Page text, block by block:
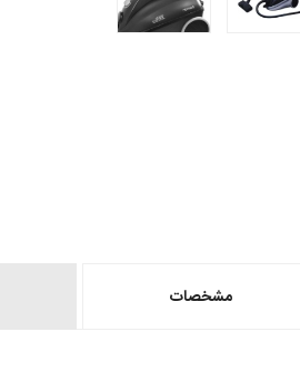
مشخصات